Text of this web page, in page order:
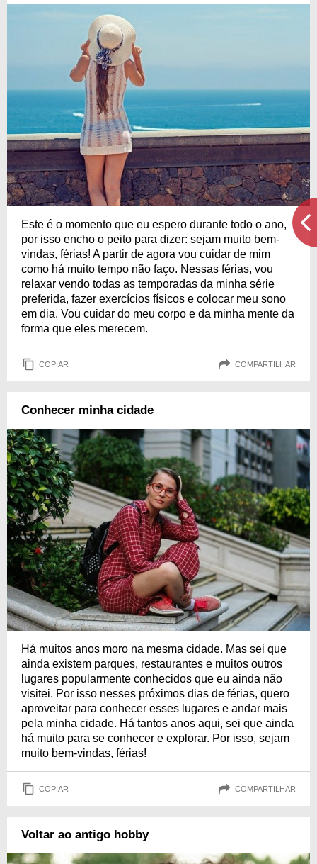
Este é o momento que eu espero durante todo o ano,
por isso encho o peito para dizer: sejam muito bem-
vindas, férias! A partir de agora vou cuidar de mim
como há muito tempo não faço. Nessas férias, vou
relaxar vendo todas as temporadas da minha série
preferida, fazer exercícios físicos e colocar meu sono
em dia. Vou cuidar do meu corpo e da minha mente da
forma que eles merecem.
COPIAR COMPARTILHAR
Conhecer minha cidade
Há muitos anos moro na mesma cidade. Mas sei que
ainda existem parques, restaurantes e muitos outros
lugares popularmente conhecidos que eu ainda não
visitei. Por isso nesses próximos dias de férias, quero
aproveitar para conhecer esses lugares e andar mais
pela minha cidade. Há tantos anos aqui, sei que ainda
há muito para se conhecer e explorar. Por isso, sejam
muito bem-vindas, férias!
COPIAR COMPARTILHAR
Voltar ao antigo hobby